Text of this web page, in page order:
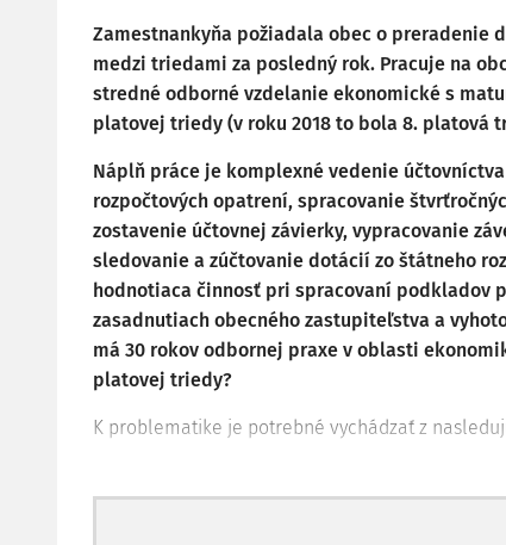
Zamestnankyňa požiadala obec o
medzi triedami za posledný rok. Pracuje na
stredné odborné vzdelanie ekonomické s
platovej triedy (v roku 2018 to bola 8. platová
Náplň práce je komplexné vedenie
rozpočtových opatrení, spracovanie
zostavenie účtovnej závierky, vypracovanie
sledovanie a zúčtovanie dotácií zo štátneho
hodnotiaca činnosť pri spracovaní podkladov
zasadnutiach obecného zastupiteľstva a
má 30 rokov odbornej praxe v oblasti
platovej triedy?
K problematike je potrebné vychádzať z